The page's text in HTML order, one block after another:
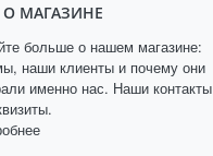
О МАГАЗИНЕ
больше о нашем магазине:
наши клиенты и почему они
именно нас. Наши контакты